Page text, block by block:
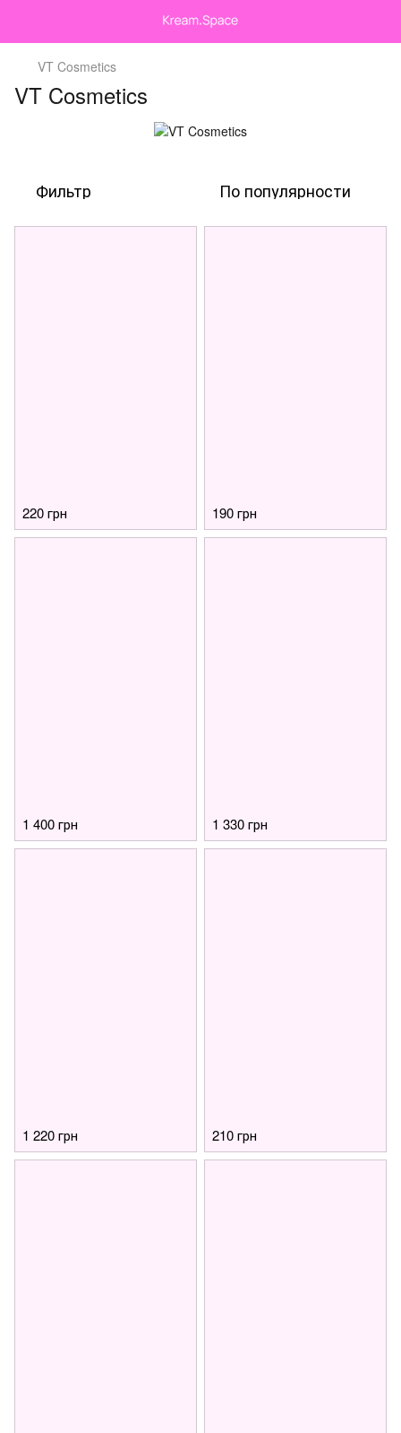
VT Cosmetics
VT Cosmetics
Фильтр По популярности
220 грн 190 грн
1 400 грн 1 330 грн
1 220 грн 210 грн